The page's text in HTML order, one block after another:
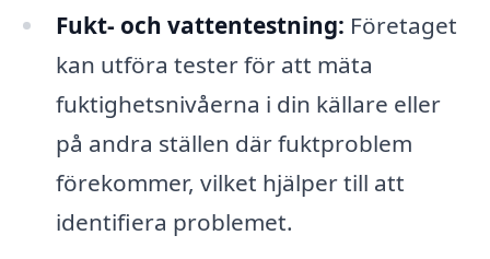
Fukt- och vattentestning: Företaget
kan utföra tester för att mäta
fuktighetsnivåerna i din källare eller
på andra ställen där fuktproblem
förekommer, vilket hjälper till att
identifiera problemet.